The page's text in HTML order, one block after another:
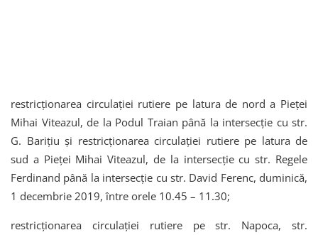
restricţionarea circulaţiei rutiere pe latura de nord a Pieţei
Mihai Viteazul, de la Podul Traian până la intersecţie cu str.
G. Bariţiu şi restricţionarea circulaţiei rutiere pe latura de
sud a Pieţei Mihai Viteazul, de la intersecţie cu str. Regele
Ferdinand până la intersecţie cu str. David Ferenc, duminică,
1 decembrie 2019, între orele 10.45 – 11.30;
restricţionarea circulaţiei rutiere pe str. Napoca, str.